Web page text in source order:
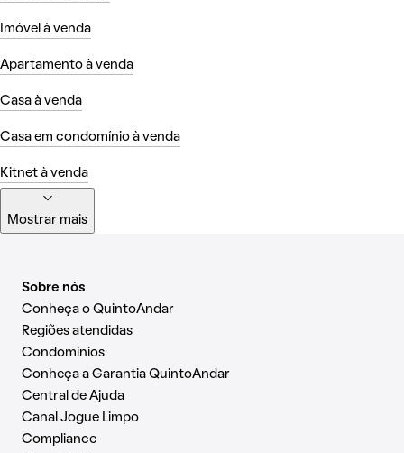
Imóvel à venda
Apartamento à venda
Casa à venda
Casa em condomínio à venda
Kitnet à venda
Mostrar mais
Sobre nós
Conheça o QuintoAndar
Regiões atendidas
Condomínios
Conheça a Garantia QuintoAndar
Central de Ajuda
Canal Jogue Limpo
Compliance